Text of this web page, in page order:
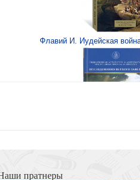
Флавий И. Иудейская
Книга Иисуса
пратнеры